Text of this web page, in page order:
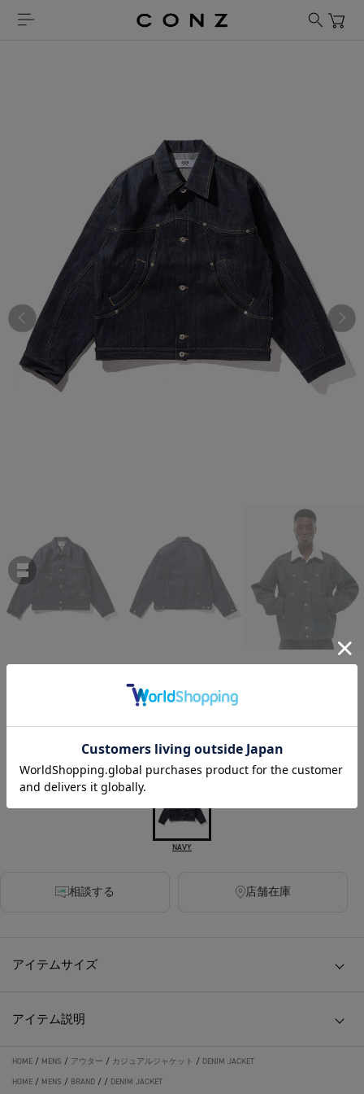
￥58,300税込
カラー
NAVY
相談する 店舗在庫
アイテムサイズ
アイテム説明
HOME / MENS / アウター / カジュアルジャケット / DENIM JACKET
HOME / MENS / BRAND / / DENIM JACKET